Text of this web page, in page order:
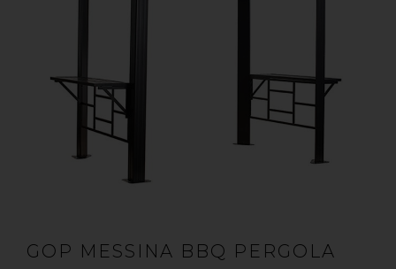
GOP MESSINA BBQ PERGOLA